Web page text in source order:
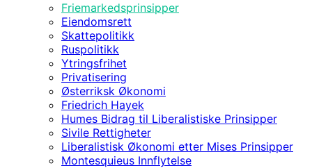
Friemarkedsprinsipper
Eiendomsrett
Skattepolitikk
Ruspolitikk
Ytringsfrihet
Privatisering
Østerriksk Økonomi
Friedrich Hayek
Humes Bidrag til Liberalistiske Prinsipper
Sivile Rettigheter
Liberalistisk Økonomi etter Mises Prinsipper
Montesquieus Innflytelse